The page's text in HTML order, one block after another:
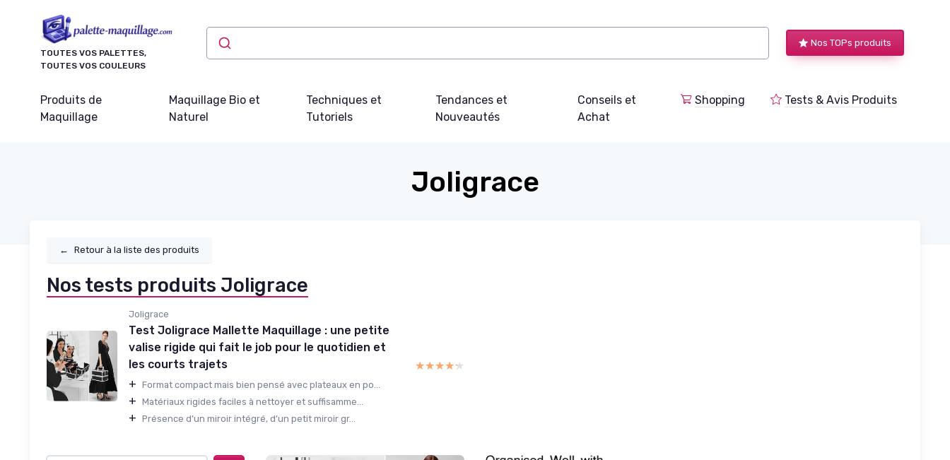
TOUTES VOS PALETTES,
TOUTES VOS COULEURS
Nos TOPs produits
Produits de
Maquillage
Maquillage Bio et
Naturel
Techniques et
Tutoriels
Tendances et
Nouveautés
Conseils et
Achat
Shopping Tests & Avis Produits
Joligrace
← Retour à la liste des produits
Nos tests produits Joligrace
Joligrace
Test Joligrace Mallette Maquillage : une petite
valise rigide qui fait le job pour le quotidien et
les courts trajets
+ Format compact mais bien pensé avec plateaux en po...
+ Matériaux rigides faciles à nettoyer et suffisamme...
+ Présence d’un miroir intégré, d’un petit miroir gr...
★★★★★
★★★★★